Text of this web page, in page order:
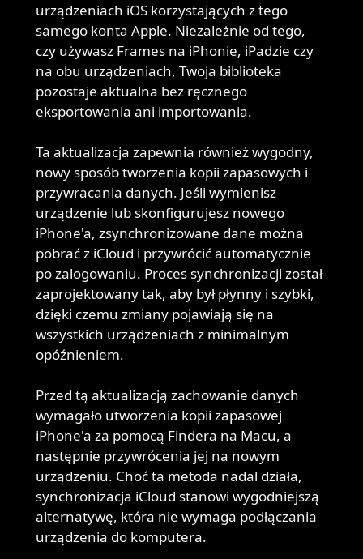
urządzeniach iOS korzystających z tego
samego konta Apple. Niezależnie od tego,
czy używasz Frames na iPhonie, iPadzie czy
na obu urządzeniach, Twoja biblioteka
pozostaje aktualna bez ręcznego
eksportowania ani importowania.
Ta aktualizacja zapewnia również wygodny,
nowy sposób tworzenia kopii zapasowych i
przywracania danych. Jeśli wymienisz
urządzenie lub skonfigurujesz nowego
iPhone'a, zsynchronizowane dane można
pobrać z iCloud i przywrócić automatycznie
po zalogowaniu. Proces synchronizacji został
zaprojektowany tak, aby był płynny i szybki,
dzięki czemu zmiany pojawiają się na
wszystkich urządzeniach z minimalnym
opóźnieniem.
Przed tą aktualizacją zachowanie danych
wymagało utworzenia kopii zapasowej
iPhone'a za pomocą Findera na Macu, a
następnie przywrócenia jej na nowym
urządzeniu. Choć ta metoda nadal działa,
synchronizacja iCloud stanowi wygodniejszą
alternatywę, która nie wymaga podłączania
urządzenia do komputera.